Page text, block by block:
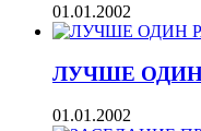
01.01.2002
ЛУЧШЕ ОДИН
01.01.2002